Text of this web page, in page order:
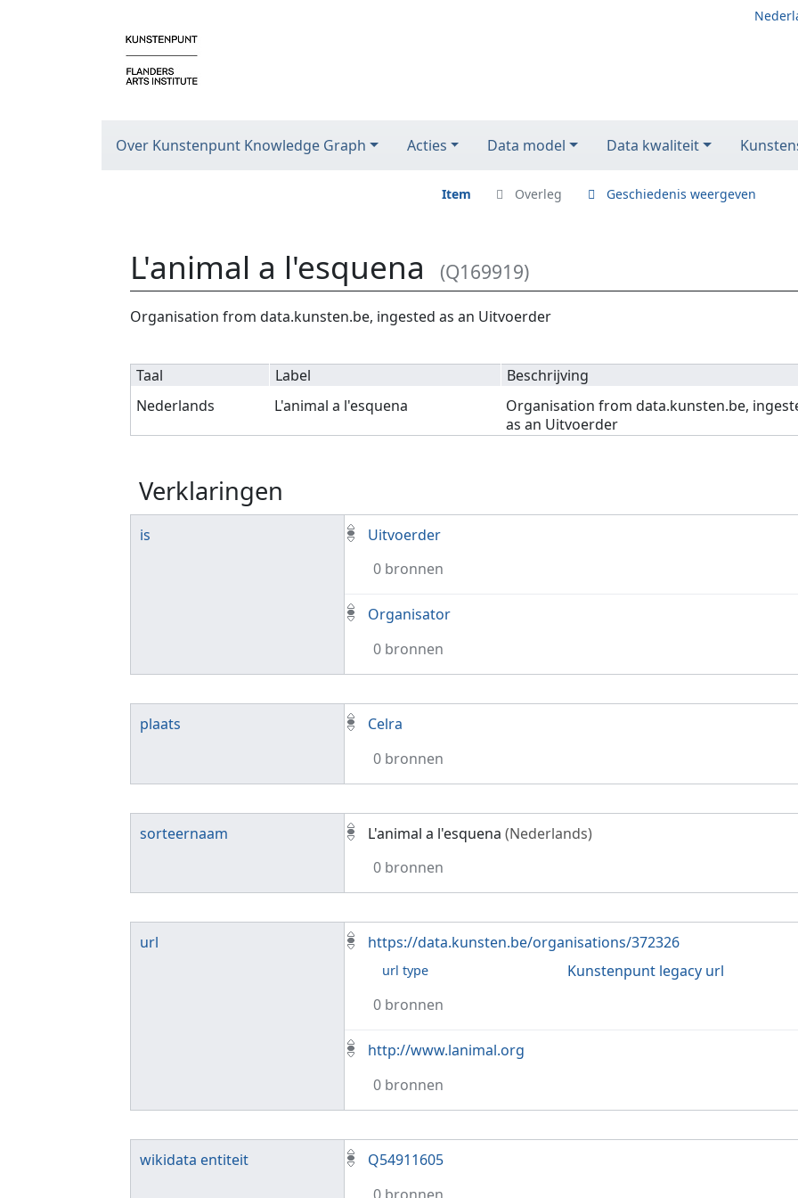
Over Kunstenpunt Knowledge Graph Acties Data model Data kwaliteit
Item Overleg Geschiedenis weergeven
L'animal a l'esquena (Q169919)
Ga naar:navigatie,zoeken
Organisation from data.kunsten.be, ingested as an Uitvoerder
Taal Label
Beschrijving
Nederlands
L'animal a l'esquena
Organisation from data.kunsten.be,
as an Uitvoerder
Verklaringen
is
Uitvoerder
0 bronnen
Organisator
0 bronnen
plaats
Celra
0 bronnen
sorteernaam L'animal a l'esquena (Nederlands)
0 bronnen
url https://data.kunsten.be/organisations/372326
url type
Kunstenpunt legacy url
0 bronnen
http://www.lanimal.org
0 bronnen
wikidata entiteit
Q54911605
0 bronnen